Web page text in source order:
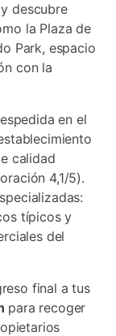
descubre
la Plaza de
Park, espacio
con la
en el
calidad
4,1/5).
típicos y
del
final a tus
para recoger